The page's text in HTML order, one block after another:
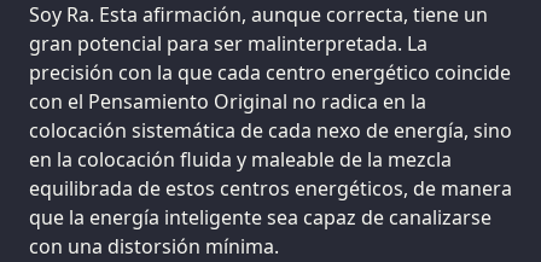
Soy Ra. Esta afirmación, aunque correcta, tiene un
gran potencial para ser malinterpretada. La
precisión con la que cada centro energético coincide
con el Pensamiento Original no radica en la
colocación sistemática de cada nexo de energía, sino
en la colocación fluida y maleable de la mezcla
equilibrada de estos centros energéticos, de manera
que la energía inteligente sea capaz de canalizarse
con una distorsión mínima.